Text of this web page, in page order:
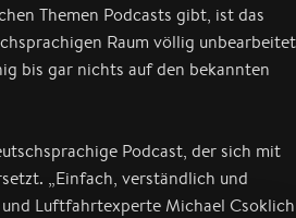
Themen Podcasts gibt, ist das
Raum völlig unbearbeitet
bis gar nichts auf den bekannten
Podcast, der sich mit
„Einfach, verständlich und
Luftfahrtexperte Michael Csoklich